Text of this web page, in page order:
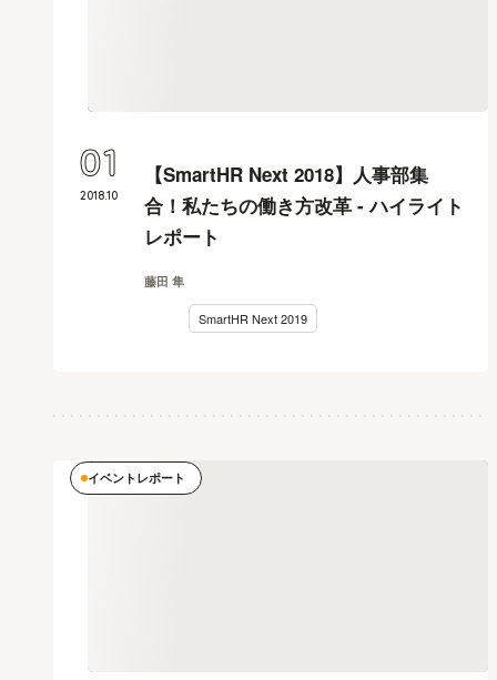
【SmartHR Next 2018】人事部集
合！私たちの働き方改革 - ハイライト
レポート
藤田 隼
SmartHR Next 2019
2018.10
01
イベントレポート